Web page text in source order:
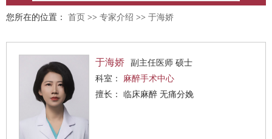
您所在的位置： 首页 >> 专家介绍 >> 于海娇
于海娇
副主任医师 硕士
科室： 麻醉手术中心
擅长： 临床麻醉 无痛分娩